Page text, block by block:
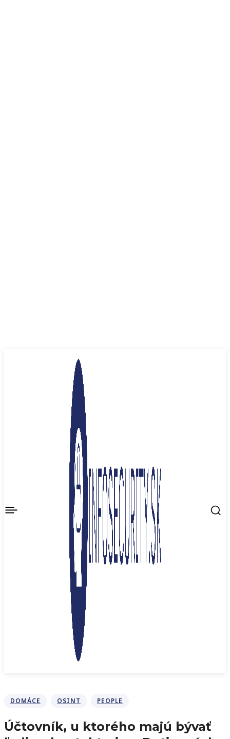
DOMÁCE OSINT PEOPLE
Účtovník, u ktorého majú bývať